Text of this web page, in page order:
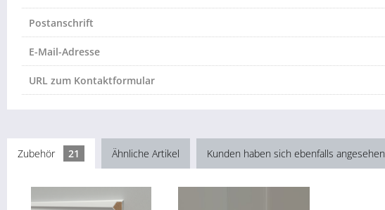
Postanschrift
E-Mail-Adresse
URL zum Kontaktformular
Zubehör 21 Ähnliche Artikel Kunden haben sich ebenfalls angesehen